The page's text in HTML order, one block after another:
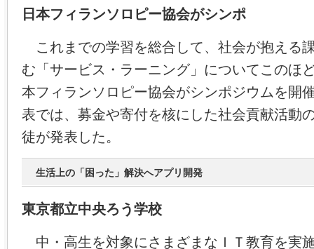
日本フィランソロピー協会がシンポ
これまでの学習を総合して、社会が抱える
む「サービス・ラーニング」についてこのほ
本フィランソロピー協会がシンポジウムを開
表では、募金や寄付を核にした社会貢献活動
徒が発表した。
生活上の「困った」解決へアプリ開発
東京都立中央ろう学校
中・高生を対象にさまざまなＩＴ教育を実